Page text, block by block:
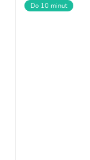
Do 10 minut